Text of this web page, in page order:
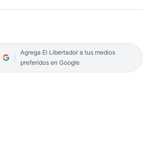
Agrega El Libertador a tus medios
preferidos en Google